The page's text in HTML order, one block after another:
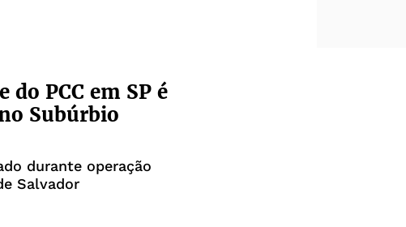
do PCC em SP é
Subúrbio
durante operação
Salvador